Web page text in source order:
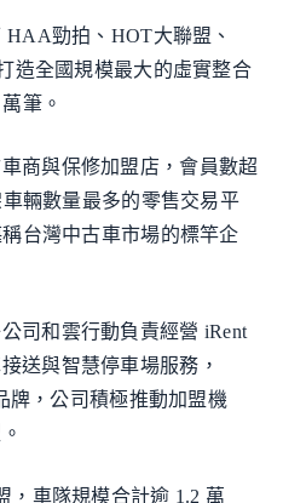
勁拍、HOT大聯盟、
造全國規模最大的虛實整合
筆。
商與保修加盟店，會員數超
輛數量最多的零售交易平
台灣中古車市場的標竿企
司和雲行動負責經營 iRent
送與智慧停車場服務，
牌，公司積極推動加盟機
，車隊規模合計逾 1.2 萬